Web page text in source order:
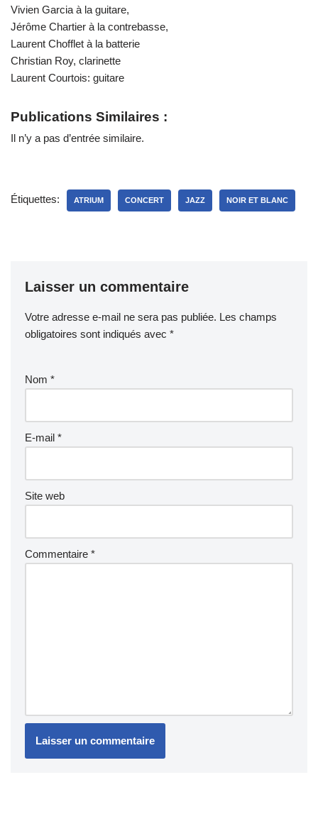
Vivien Garcia à la guitare,
Jérôme Chartier à la contrebasse,
Laurent Chofflet à la batterie
Christian Roy, clarinette
Laurent Courtois: guitare
Publications Similaires :
Il n’y a pas d’entrée similaire.
Étiquettes: ATRIUM CONCERT JAZZ NOIR ET BLANC
Laisser un commentaire
Votre adresse e-mail ne sera pas publiée. Les champs
obligatoires sont indiqués avec *
Nom *
E-mail *
Site web
Commentaire *